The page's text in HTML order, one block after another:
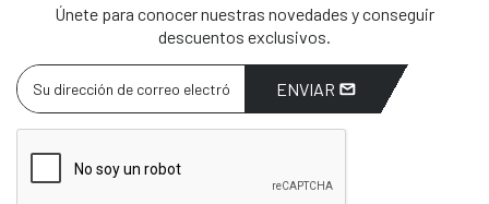
Únete para conocer nuestras novedades y conseguir
descuentos exclusivos.
ENVIAR